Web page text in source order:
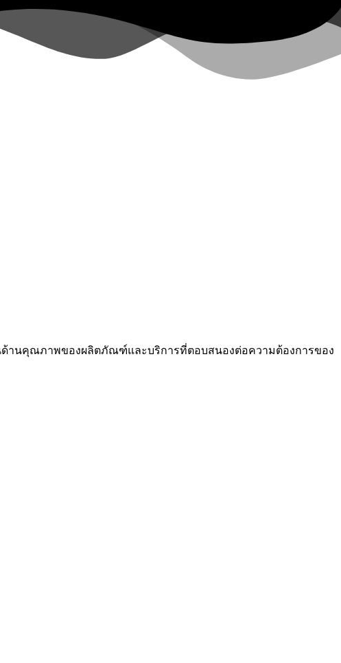
นด้านคุณภาพของผลิตภัณฑ์และบริการที่ตอบสนองต่อความต้องการของ